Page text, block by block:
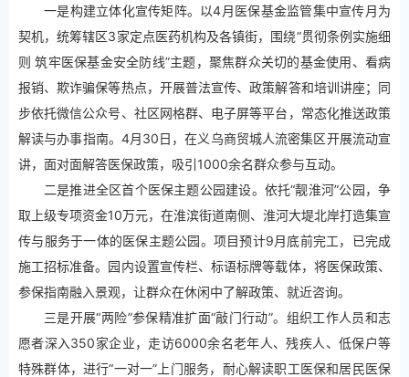
一是构建立体化宣传矩阵。以4月医保基金监管集中宣传月为
契机，统筹辖区3家定点医药机构及各镇街，围绕“贯彻条例实施细
则 筑牢医保基金安全防线”主题，聚焦群众关切的基金使用、看病
报销、欺诈骗保等热点，开展普法宣传、政策解答和培训讲座；同
步依托微信公众号、社区网格群、电子屏等平台，常态化推送政策
解读与办事指南。4月30日，在义乌商贸城人流密集区开展流动宣
讲，面对面解答医保政策，吸引1000余名群众参与互动。
二是推进全区首个医保主题公园建设。依托“靓淮河”公园，争
取上级专项资金10万元，在淮滨街道南侧、淮河大堤北岸打造集宣
传与服务于一体的医保主题公园。项目预计9月底前完工，已完成
施工招标准备。园内设置宣传栏、标语标牌等载体，将医保政策、
参保指南融入景观，让群众在休闲中了解政策、就近咨询。
三是开展“两险”参保精准扩面“敲门行动”。组织工作人员和志
愿者深入350家企业，走访6000余名老年人、残疾人、低保户等
特殊群体，进行“一对一”上门服务，耐心解读职工医保和居民医保